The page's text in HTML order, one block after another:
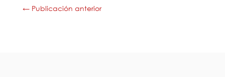
← Publicación anterior